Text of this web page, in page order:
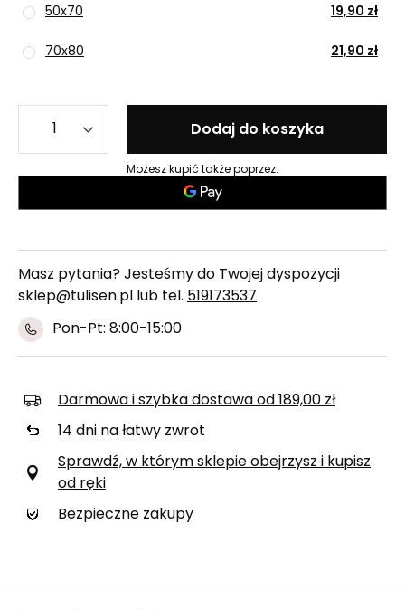
50x70 19,90 zł
70x80 21,90 zł
Dodaj do koszyka
Możesz kupić także poprzez:
Masz pytania? Jesteśmy do Twojej dyspozycji
sklep@tulisen.pl lub tel. 519173537
Pon-Pt: 8:00-15:00
Darmowa i szybka dostawa od 189,00 zł
14 dni na łatwy zwrot
Sprawdź, w którym sklepie obejrzysz i kupisz
od ręki
Bezpieczne zakupy